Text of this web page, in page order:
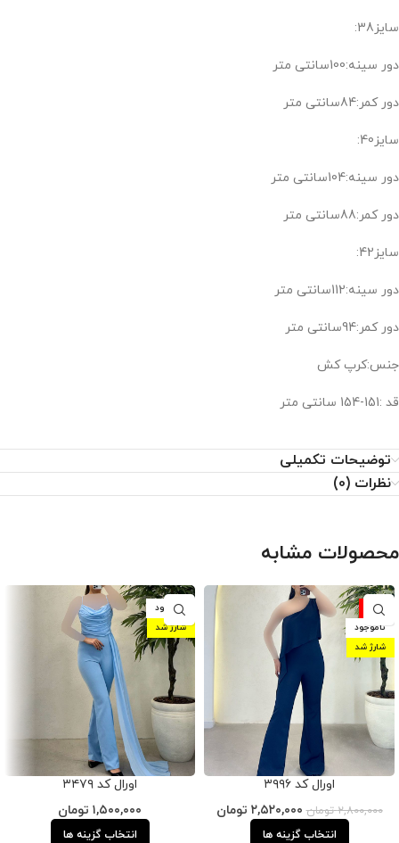
سایز38:
دور سینه:100سانتی متر
دور کمر:84سانتی متر
سایز40:
دور سینه:104سانتی متر
دور کمر:88سانتی متر
سایز42:
دور سینه:112سانتی متر
دور کمر:94سانتی متر
جنس:کرپ کش
قد :151-154 سانتی متر
توضیحات تکمیلی
نظرات (0)
محصولات مشابه
-10%
ناموجود
شارژ شد
اورال کد ۳۹۹۶
۲,۸۰۰,۰۰۰ تومان ۲,۵۲۰,۰۰۰ تومان
انتخاب گزینه ها
ناموجود
شارژ شد
اورال کد ۳۴۷۹
۱,۵۰۰,۰۰۰ تومان
انتخاب گزینه ها